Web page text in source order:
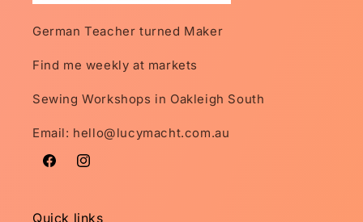
German Teacher turned Maker
Find me weekly at markets
Sewing Workshops in Oakleigh South
Email: hello@lucymacht.com.au
FacebookInstagram
Quick links